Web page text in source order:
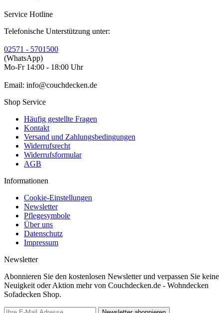
Service Hotline
Telefonische Unterstützung unter:
02571 - 5701500
(WhatsApp)
Mo-Fr 14:00 - 18:00 Uhr
Email: info@couchdecken.de
Shop Service
Häufig gestellte Fragen
Kontakt
Versand und Zahlungsbedingungen
Widerrufsrecht
Widerrufsformular
AGB
Informationen
Cookie-Einstellungen
Newsletter
Pflegesymbole
Über uns
Datenschutz
Impressum
Newsletter
Abonnieren Sie den kostenlosen Newsletter und verpassen Sie keine
Neuigkeit oder Aktion mehr von Couchdecken.de - Wohndecken
Sofadecken Shop.